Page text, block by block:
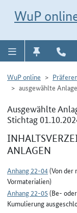
WuP
WuP online
ausgewählte
Ausgewählte
Stichtag
ANLAGEN
Anhang 22-04(Von der
Vormaterialien)
Anhang 22-05 (Be-
Kumulierung